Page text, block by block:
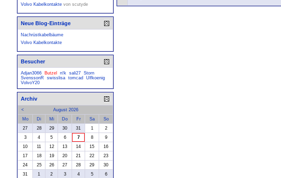
Volvo Kabelkontakte von scutyde
Neue Blog-Einträge
Nachrüstkabelbäume
Volvo Kabelkontakte
Besucher
Adjan3066 Butzel n!k sali27 Storn
SvenssonR
swisslisa tomcad
Ulfkoenig
VolvoY20
Archiv
<
August 2026
Mo
Di Mi Do Fr Sa
So
27
28 29 30 31 1
2
3
4 5 6 7 8
9
10
11 12 13 14 15
16
17
18 19 20 21 22
23
24
25 26 27 28 29
30
31
1 2 3 4 5 6